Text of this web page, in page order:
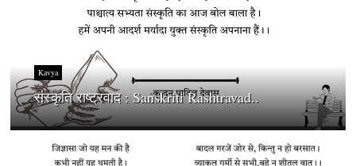
Kavya
संस्कृति राष्ट्रवाद : Sanskriti Rashtravad..